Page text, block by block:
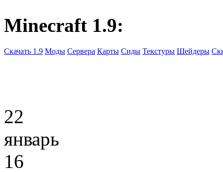
Minecraft 1.9:
Скачать 1.9 Моды Сервера Карты Сиды Текстуры Шейдеры
22
январь
16